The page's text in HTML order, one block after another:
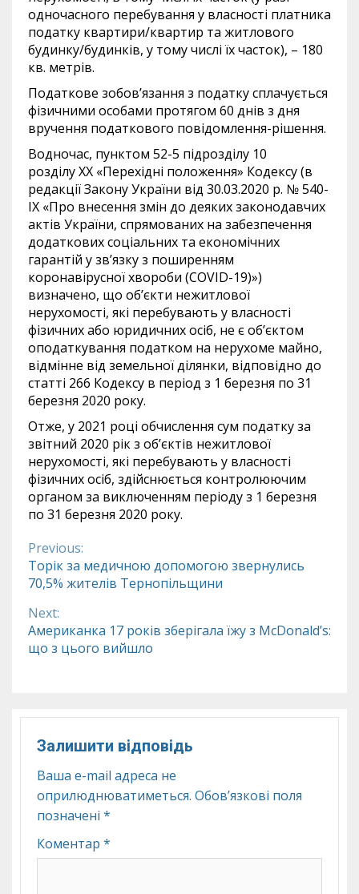
одночасного перебування у власності платника
податку квартири/квартир та житлового
будинку/будинків, у тому числі їх часток), – 180
кв. метрів.
Податкове зобов’язання з податку сплачується
фізичними особами протягом 60 днів з дня
вручення податкового повідомлення-рішення.
Водночас, пунктом 52-5 підрозділу 10
розділу XX «Перехідні положення» Кодексу (в
редакції Закону України від 30.03.2020 р. № 540-
IX «Про внесення змін до деяких законодавчих
актів України, спрямованих на забезпечення
додаткових соціальних та економічних
гарантій у зв’язку з поширенням
коронавірусної хвороби (COVID-19)»)
визначено, що об’єкти нежитлової
нерухомості, які перебувають у власності
фізичних або юридичних осіб, не є об’єктом
оподаткування податком на нерухоме майно,
відмінне від земельної ділянки, відповідно до
статті 266 Кодексу в період з 1 березня по 31
березня 2020 року.
Отже, у 2021 році обчислення сум податку за
звітний 2020 рік з об’єктів нежитлової
нерухомості, які перебувають у власності
фізичних осіб, здійснюється контролюючим
органом за виключенням періоду з 1 березня
по 31 березня 2020 року.
Continue
Reading
Previous:
Торік за медичною допомогою звернулись
70,5% жителів Тернопільщини
Next:
Американка 17 років зберігала їжу з McDonald’s:
що з цього вийшло
Залишити відповідь
Ваша e-mail адреса не
оприлюднюватиметься. Обов’язкові поля
позначені *
Коментар *